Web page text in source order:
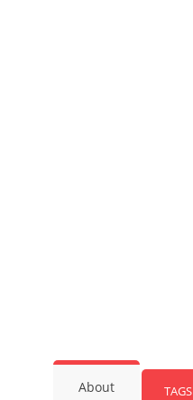
About TAGS